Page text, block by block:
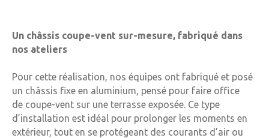
Un châssis coupe-vent sur-mesure, fabriqué dans
nos ateliers
Pour cette réalisation, nos équipes ont fabriqué et posé
un châssis fixe en aluminium, pensé pour faire office
de coupe-vent sur une terrasse exposée. Ce type
d’installation est idéal pour prolonger les moments en
extérieur, tout en se protégeant des courants d’air ou